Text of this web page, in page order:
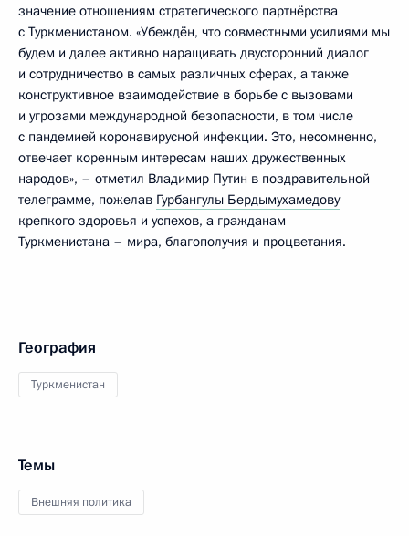
значение отношениям стратегического партнёрства
с Туркменистаном. «Убеждён, что совместными усилиями мы
будем и далее активно наращивать двусторонний диалог
и сотрудничество в самых различных сферах, а также
конструктивное взаимодействие в борьбе с вызовами
и угрозами международной безопасности, в том числе
с пандемией коронавирусной инфекции. Это, несомненно,
отвечает коренным интересам наших дружественных
народов», – отметил Владимир Путин в поздравительной
телеграмме, пожелав Гурбангулы Бердымухамедову
крепкого здоровья и успехов, а гражданам
Туркменистана – мира, благополучия и процветания.
География
Туркменистан
Темы
Внешняя политика